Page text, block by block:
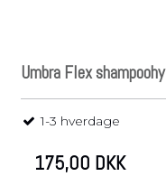
Umbra Flex
1-3 hverdage
175,00 DKK